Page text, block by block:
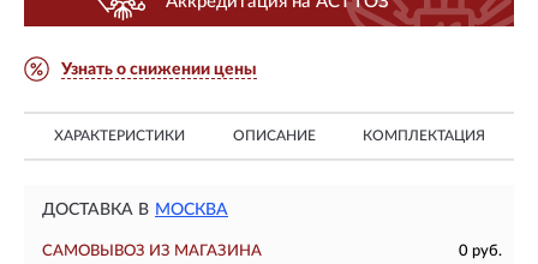
Узнать о снижении цены
ХАРАКТЕРИСТИКИ ОПИСАНИЕ КОМПЛЕКТАЦИЯ
ДОСТАВКА В МОСКВА
САМОВЫВОЗ ИЗ МАГАЗИНА
0 руб.